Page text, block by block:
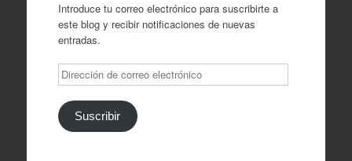
Introduce tu correo electrónico para suscribirte a
este blog y recibir notificaciones de nuevas
entradas.
Dirección
de
correo
electrónico
Suscribir